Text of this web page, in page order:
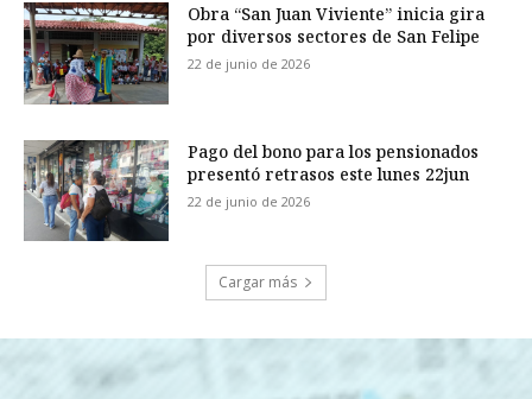
Obra “San Juan Viviente” inicia gira
por diversos sectores de San Felipe
22 de junio de 2026
Pago del bono para los pensionados
presentó retrasos este lunes 22jun
22 de junio de 2026
Cargar más